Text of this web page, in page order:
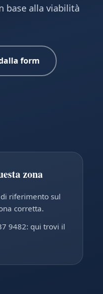
base alla viabilità
form
zona
riferimento sul
corretta.
9482: qui trovi il